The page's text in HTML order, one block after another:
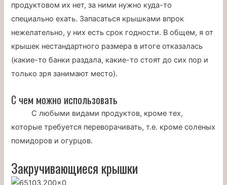
продуктовом их нет, за ними нужно куда-то
специально ехать. Запасаться крышками впрок
нежелательно, у них есть срок годности. В общем, я от
крышек нестандартного размера в итоге отказалась
(какие-то банки раздала, какие-то стоят до сих пор и
только зря занимают место).
С чем можно использовать
C любыми видами продуктов, кроме тех,
которые требуется переворачивать, т.е. кроме соленых
помидоров и огурцов.
Закручивающиеся крышки